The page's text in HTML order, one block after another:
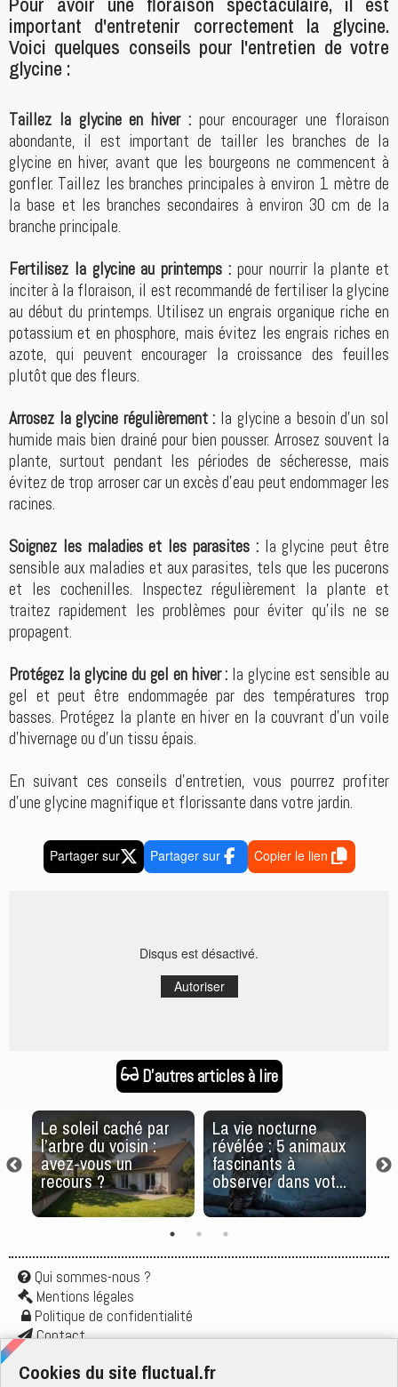
Cookies du site fluctual.fr
important d'entretenir correctement la glycine.
Voici quelques conseils pour l'entretien de votre
glycine :
Taillez la glycine en hiver : pour encourager une floraison
abondante, il est important de tailler les branches de la
glycine en hiver, avant que les bourgeons ne commencent à
gonfler. Taillez les branches principales à environ 1 mètre de
la base et les branches secondaires à environ 30 cm de la
branche principale.
Fertilisez la glycine au printemps : pour nourrir la plante et
inciter à la floraison, il est recommandé de fertiliser la glycine
au début du printemps. Utilisez un engrais organique riche en
potassium et en phosphore, mais évitez les engrais riches en
azote, qui peuvent encourager la croissance des feuilles
plutôt que des fleurs.
Arrosez la glycine régulièrement : la glycine a besoin d'un sol
humide mais bien drainé pour bien pousser. Arrosez souvent la
plante, surtout pendant les périodes de sécheresse, mais
évitez de trop arroser car un excès d'eau peut endommager les
racines.
Soignez les maladies et les parasites : la glycine peut être
sensible aux maladies et aux parasites, tels que les pucerons
et les cochenilles. Inspectez régulièrement la plante et
traitez rapidement les problèmes pour éviter qu'ils ne se
propagent.
Protégez la glycine du gel en hiver : la glycine est sensible au
gel et peut être endommagée par des températures trop
basses. Protégez la plante en hiver en la couvrant d'un voile
d'hivernage ou d'un tissu épais.
En suivant ces conseils d'entretien, vous pourrez profiter
d'une glycine magnifique et florissante dans votre jardin.
Partager sur Partager sur Copier le lien
Disqus est désactivé.
Autoriser
D'autres articles à lire
Le soleil caché par
l’arbre du voisin :
avez-vous un
recours ?
La vie nocturne
révélée : 5 animaux
fascinants à
observer dans vot...
Qui sommes-nous ?
Mentions légales
Politique de confidentialité
Contact
Flux rss